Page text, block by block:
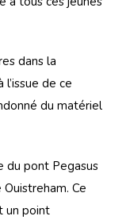
dans la
de ce
du matériel
du pont Pegasus
Ce
un point